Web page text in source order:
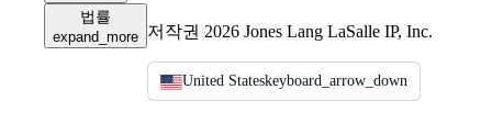
법률
expand_more 저작권 2026 Jones Lang LaSalle IP, Inc.
United Stateskeyboard_arrow_down